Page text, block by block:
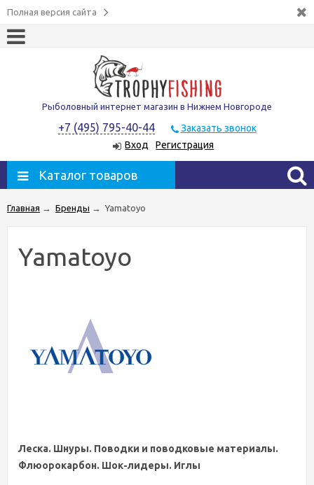
Полная версия сайта
Рыболовный интернет магазин в Нижнем Новгороде
+7 (495) 795-40-44
Заказать звонок
Вход
Регистрация
Каталог товаров
Главная → Бренды → Yamatoyo
Yamatoyo
Леска. Шнуры. Поводки и поводковые материалы.
Флюорокарбон. Шок-лидеры. Иглы